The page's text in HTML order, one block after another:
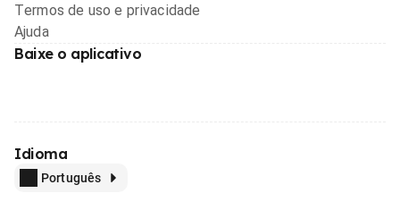
Termos de uso e privacidade
Ajuda
Baixe o aplicativo
Idioma
Português